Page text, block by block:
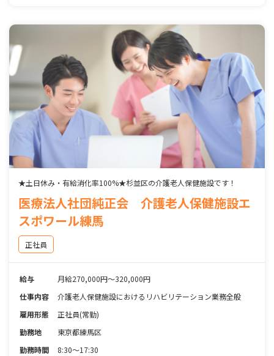
★土日休み・有給消化率100%★杉並区の介護老人保健施設です！
医療法人社団純正会 介護老人保健施設エ
スポワール練馬
正社員
給与
月給270,000円～320,000円
仕事内容
介護老人保健施設におけるリハビリテーション業務全般
雇用形態
正社員(常勤)
勤務地
東京都練馬区
勤務時間
8:30～17:30